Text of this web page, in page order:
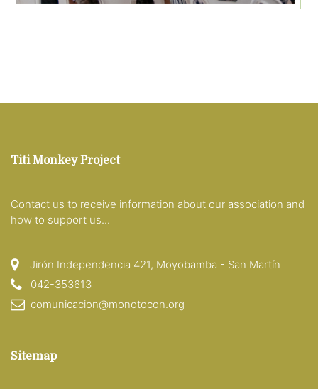
Titi Monkey Project
Contact us to receive information about our association and
how to support us...
Jirón Independencia 421, Moyobamba - San Martín
042-353613
comunicacion@monotocon.org
Sitemap